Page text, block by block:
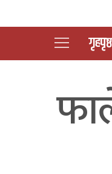
गृहपृष्ठ